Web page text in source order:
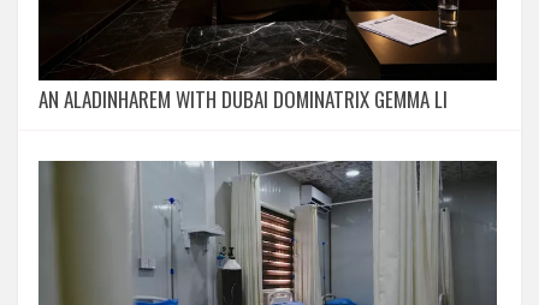
AN ALADINHAREM WITH DUBAI DOMINATRIX GEMMA LI